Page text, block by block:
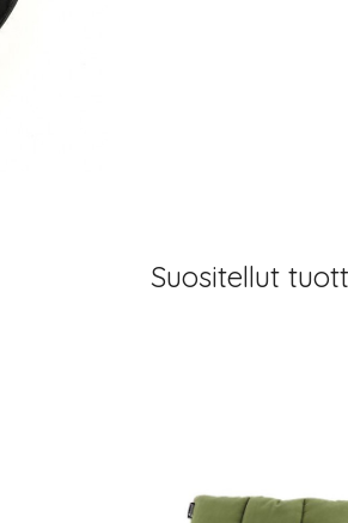
Suositellut